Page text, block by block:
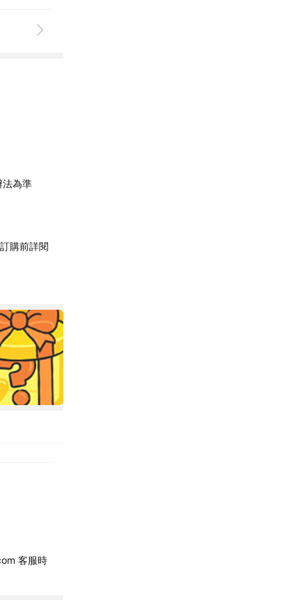
法為準
購前詳閱
客服時